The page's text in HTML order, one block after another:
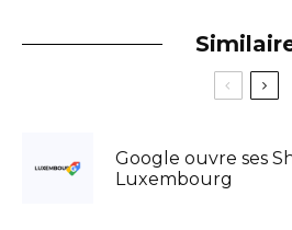
Google ouvre ses
Luxembourg